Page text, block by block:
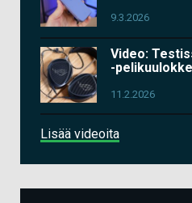
9.3.2026
Video:
-
11.2.2026
Lisää videoita